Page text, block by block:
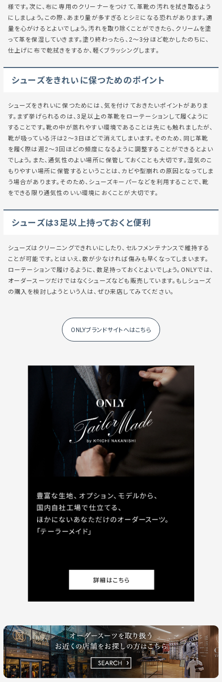
様です。次に、布に専用のクリーナーをつけて、革靴の汚れを拭き取るよう
にしましょう。この際、あまり量が多すぎるとシミになる恐れがあります。適
量を心がけるとよいでしょう。汚れを取り除くことができたら、クリームを塗
って革を保湿していきます。塗り終わったら、2〜3分ほど乾かしたのちに、
仕上げに布で乾拭きをするか、軽くブラッシングします。
シューズをきれいに保つためのポイント
シューズをきれいに保つためには、気を付けておきたいポイントがありま
す。まず挙げられるのは、3足以上の革靴をローテーションして履くように
することです。靴の中が蒸れやすい環境であることは先にも触れましたが、
靴が吸っている汗は2〜3日ほどで消えてしまいます。そのため、同じ革靴
を履く際は週2〜3回ほどの頻度になるように調整することができるとよい
でしょう。また、通気性のよい場所に保管しておくことも大切です。湿気のこ
もりやすい場所に保管するということは、カビや型崩れの原因となってしま
う場合があります。そのため、シューズキーパーなどを利用することで、靴
をできる限り通気性のいい環境におくことが大切です。
シューズは3足以上持っておくと便利
シューズはクリーニングできれいにしたり、セルフメンテナンスで維持する
ことが可能です。とはいえ、数が少なければ傷みも早くなってしまいます。
ローテーションで履けるように、数足持っておくとよいでしょう。ONLYでは、
オーダースーツだけではなくシューズなども販売しています。もしシューズ
の購入を検討しようという人は、ぜひ来店してみてください。
ONLYブランドサイトへはこちら